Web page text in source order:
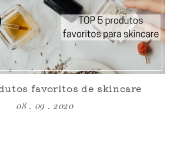
favoritos de skincare
08 . 09 . 2020